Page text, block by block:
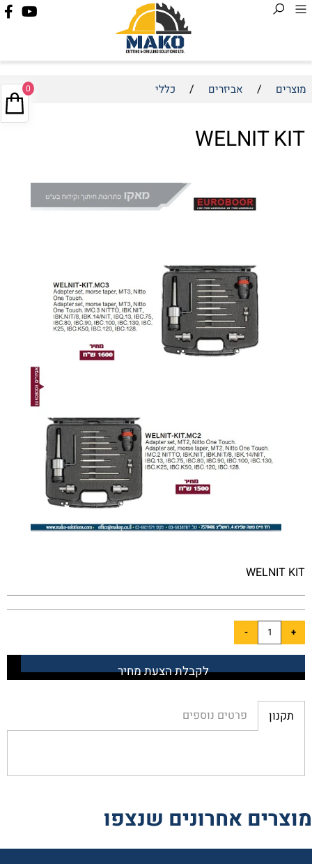
מוצרים / אביזרים / כללי
WELNIT KIT
WELNIT KIT
לקבלת הצעת מחיר
תקנון פרטים נוספים
0
מוצרים אחרונים שנצפו